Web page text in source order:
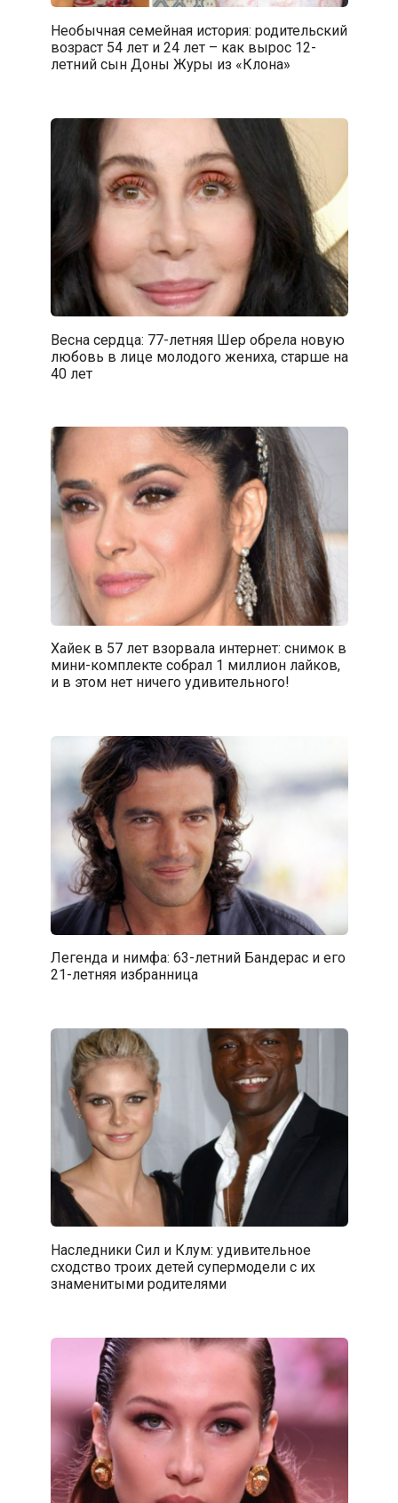
Необычная семейная история: родительский
возраст 54 лет и 24 лет – как вырос 12-
летний сын Доны Журы из «Клона»
Весна сердца: 77-летняя Шер обрела новую
любовь в лице молодого жениха, старше на
40 лет
Хайек в 57 лет взорвала интернет: снимок в
мини-комплекте собрал 1 миллион лайков,
и в этом нет ничего удивительного!
Легенда и нимфа: 63-летний Бандерас и его
21-летняя избранница
Наследники Сил и Клум: удивительное
сходство троих детей супермодели с их
знаменитыми родителями